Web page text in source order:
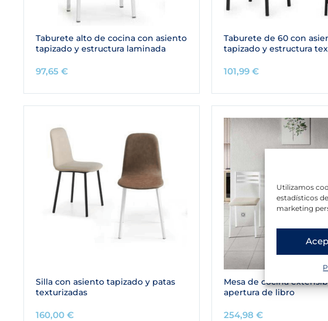
Utilizamos
estadísticos
marketing
Taburete alto de cocina con asiento
tapizado y estructura laminada
97,65 €
Taburete de 60 con
tapizado y estructura
101,99 €
Silla con asiento tapizado y patas
texturizadas
160,00 €
Mesa de cocina
apertura de libro
254,98 €